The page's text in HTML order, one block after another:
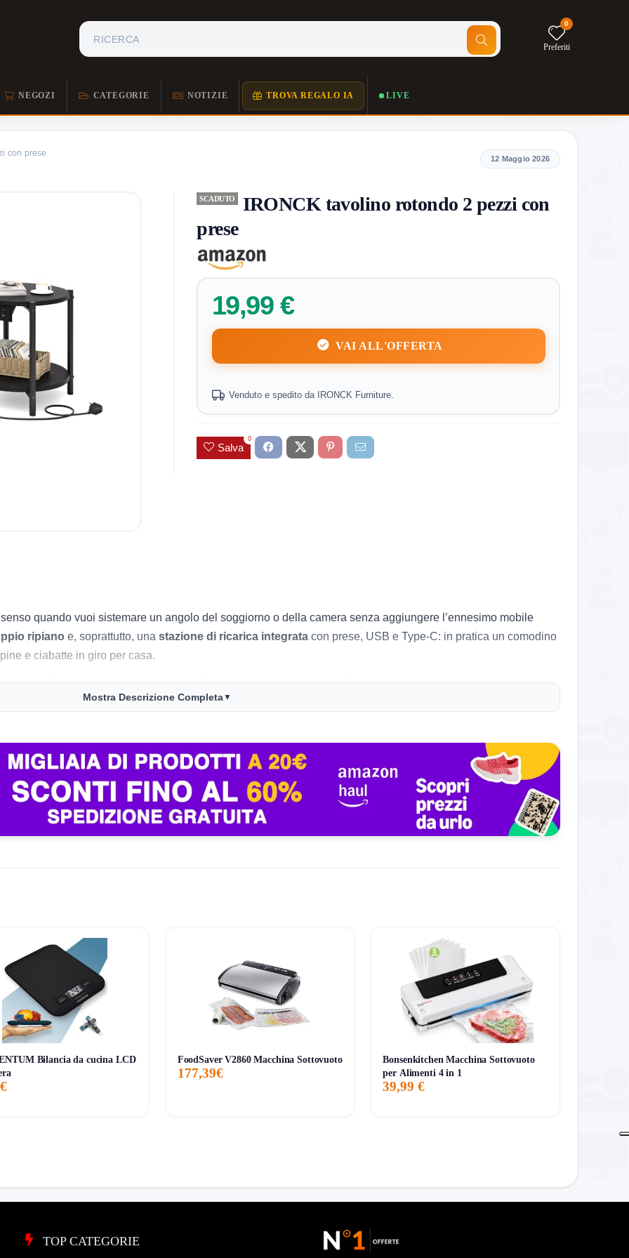
0
Preferiti
NEGOZI CATEGORIE NOTIZIE TROVA REGALO IA LIVE
con prese
SCADUTO
IRONCK tavolino rotondo 2 pezzi con
prese
19,99 €
VAI ALL'OFFERTA
Venduto e spedito da IRONCK Furniture.
Salva
0
12 Maggio 2026
quando vuoi sistemare un angolo del soggiorno o della camera senza aggiungere l’ennesimo mobile
ripiano e, soprattutto, una stazione di ricarica integrata con prese, USB e Type-C: in pratica un comodino
e ciabatte in giro per casa.
Con dimensioni da40 x 40 x 47 cmsono pensati perpiccoli spazi, quindi stanno bene accanto al
balconi e patii coperti. Il secondo ripiano aiuta davvero a non lasciare tutto sparso sopra, mentre il piano
2 prese AC,1 porta USBe1 porta Type-C , con cavo da 1,5 metri, così puoi ricaricare fino a4 dispositivi
che in camera da letto o vicino al divano cambia davvero la comodità quotidiana.
da 15 mm, gambe inmetallo con rinforzo a X,piedini regolabili e portata fino a35 kg per ripiano. Non è il
USB e Type-C.
con solo piano superiore.
rinforzo a X.
integrate.
, quindi sul lungo periodo ci sono meno riscontri rispetto a marchi più rodati.
indicata tra
superiori, marchio noto o feedback già abbondanti. In quel caso conviene salire di fascia e spendere di più
Mostra Descrizione Completa▼
Bilancia da cucina LCD
FoodSaver V2860 Macchina Sottovuoto
177,39€
Bonsenkitchen Macchina Sottovuoto
per Alimenti 4 in 1
39,99 €
TOP CATEGORIE